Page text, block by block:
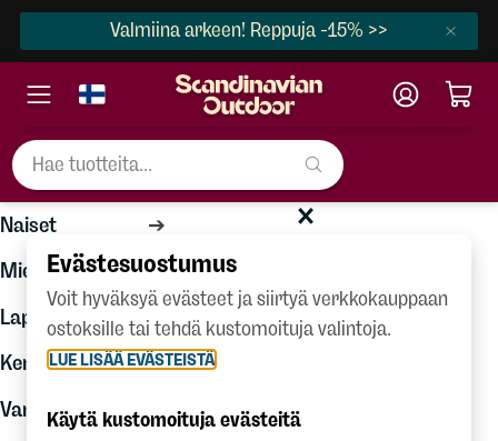
Valmiina arkeen! Reppuja -15% >>
Valikko
Naiset
Miehet
Lapset
Kengät
Varusteet
×
Evästesuostumus
Voit hyväksyä evästeet ja siirtyä verkkokauppaan
ostoksille tai tehdä kustomoituja valintoja.
LUE LISÄÄ EVÄSTEISTÄ
Käytä kustomoituja evästeitä